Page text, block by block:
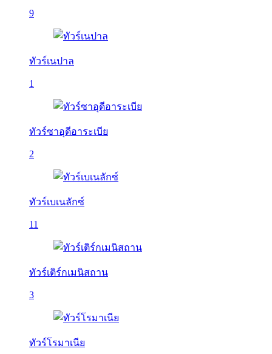
9
ทัวร์เนปาล
1
ทัวร์ซาอุดีอาระเบีย
2
ทัวร์เบเนลักซ์
11
ทัวร์เติร์กเมนิสถาน
3
ทัวร์โรมาเนีย